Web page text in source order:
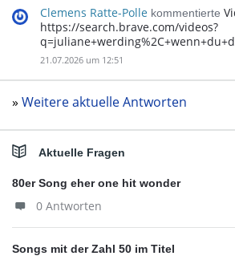
Clemens Ratte-Polle kommentierte
https://search.brave.com/videos?
21.07.2026 um 12:51
» Weitere aktuelle Antworten
Aktuelle Fragen
80er Song eher one hit wonder
0 Antworten
Songs mit der Zahl 50 im Titel